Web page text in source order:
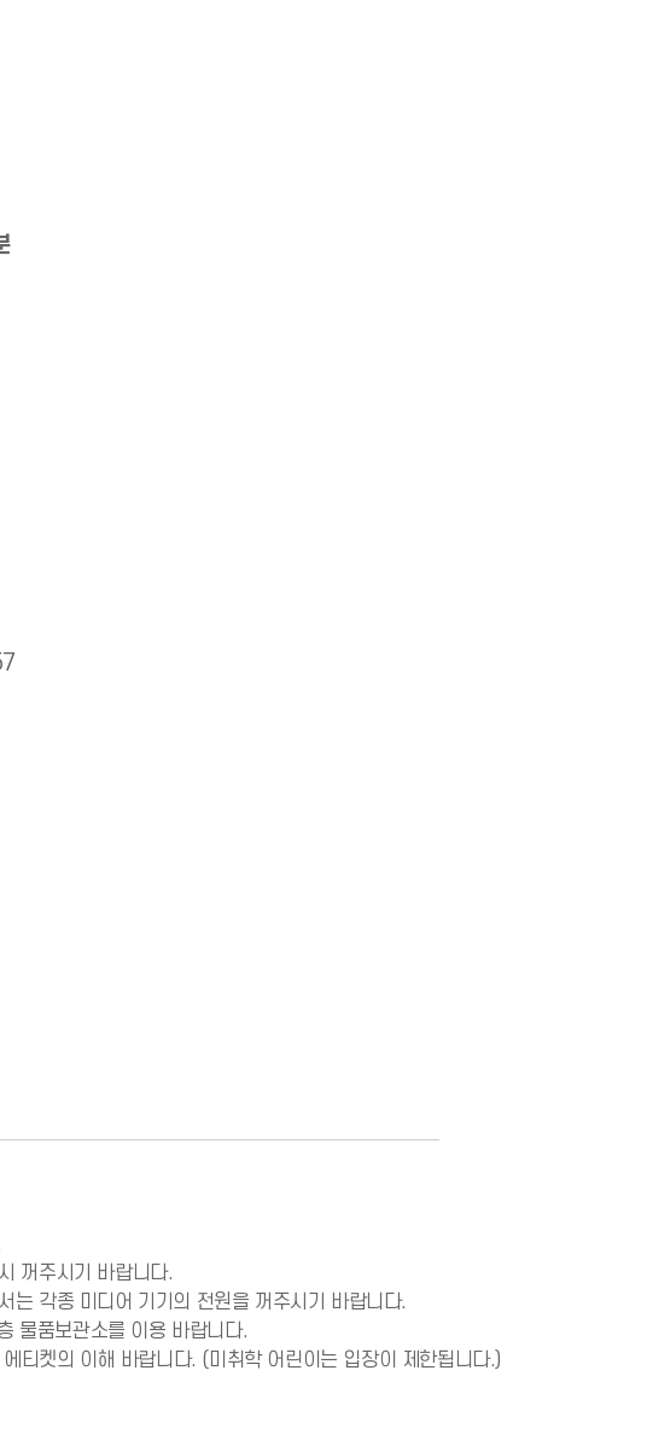
꺼주시기 바랍니다.
는 각종 미디어 기기의 전원을 꺼주시기 바랍니다.
물품보관소를 이용 바랍니다.
티켓의 이해 바랍니다. (미취학 어린이는 입장이 제한됩니다.)